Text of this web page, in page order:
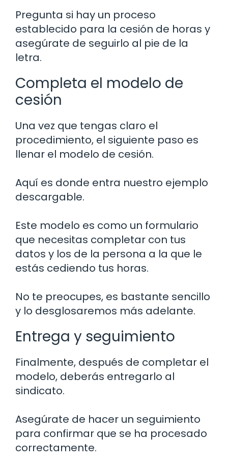
Pregunta si hay un proceso
establecido para la cesión de horas y
asegúrate de seguirlo al pie de la
letra.
Completa el modelo de
cesión
Una vez que tengas claro el
procedimiento, el siguiente paso es
llenar el modelo de cesión.
Aquí es donde entra nuestro ejemplo
descargable.
Este modelo es como un formulario
que necesitas completar con tus
datos y los de la persona a la que le
estás cediendo tus horas.
No te preocupes, es bastante sencillo
y lo desglosaremos más adelante.
Entrega y seguimiento
Finalmente, después de completar el
modelo, deberás entregarlo al
sindicato.
Asegúrate de hacer un seguimiento
para confirmar que se ha procesado
correctamente.